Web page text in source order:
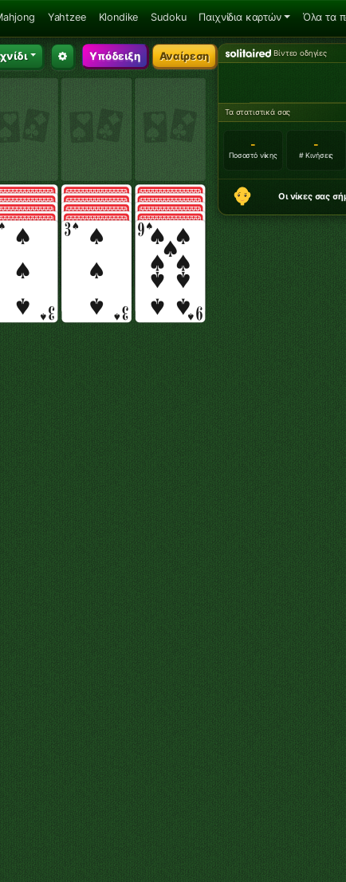
Yahtzee Klondike Sudoku Παιχνίδια καρτών Όλα τα
Υπόδειξη Αναίρεση Βίντεο οδηγίες
Τα στατιστικά σας
-
Ποσοστό νίκης
-
# Κινήσεις
Οι νίκες σας